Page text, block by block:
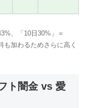
、「10日30%」＝
加わるためさらに高く
ト闇金 vs 愛